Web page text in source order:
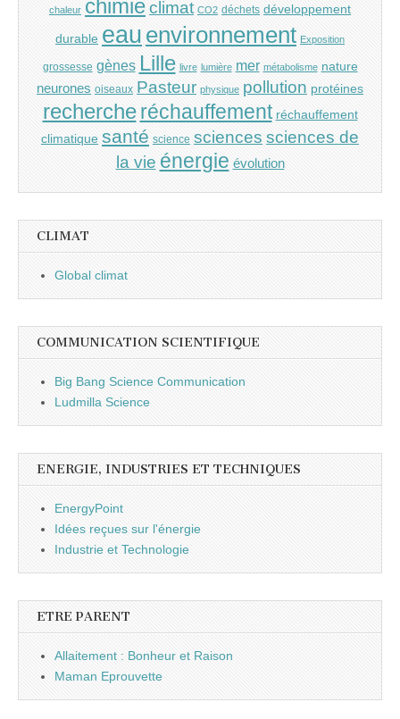
chaleur chimieclimat CO2 déchets développement
durable eau environnement Exposition
grossesse gènes Lille livre lumière mer métabolisme nature
neurones oiseaux Pasteur physique pollution protéines
recherche réchauffement réchauffement
climatique santé science sciences sciences de
la vie énergie évolution
CLIMAT
Global climat
COMMUNICATION SCIENTIFIQUE
Big Bang Science Communication
Ludmilla Science
ENERGIE, INDUSTRIES ET TECHNIQUES
EnergyPoint
Idées reçues sur l'énergie
Industrie et Technologie
ETRE PARENT
Allaitement : Bonheur et Raison
Maman Eprouvette